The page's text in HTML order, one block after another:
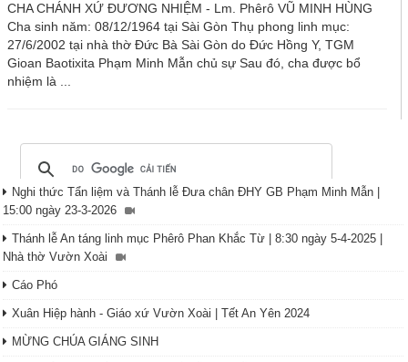
CHA CHÁNH XỨ ĐƯƠNG NHIỆM - Lm. Phêrô VŨ MINH HÙNG
Cha sinh năm: 08/12/1964 tại Sài Gòn Thụ phong linh mục:
27/6/2002 tại nhà thờ Đức Bà Sài Gòn do Đức Hồng Y, TGM
Gioan Baotixita Phạm Minh Mẫn chủ sự Sau đó, cha được bổ
nhiệm là ...
Nghi thức Tẩn liệm và Thánh lễ Đưa chân ĐHY GB Phạm Minh Mẫn |
15:00 ngày 23-3-2026
Thánh lễ An táng linh mục Phêrô Phan Khắc Từ | 8:30 ngày 5-4-2025 |
Nhà thờ Vườn Xoài
Cáo Phó
Xuân Hiệp hành - Giáo xứ Vườn Xoài | Tết An Yên 2024
MỪNG CHÚA GIÁNG SINH